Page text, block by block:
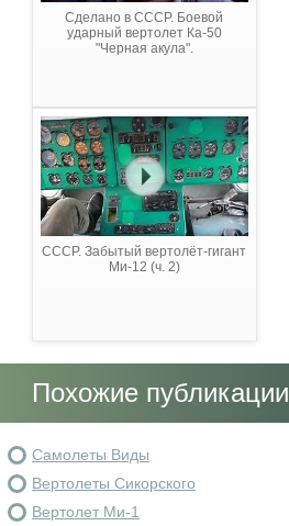
Сделано в СССР. Боевой
ударный вертолет Ка-50
"Черная акула".
СССР. Забытый вертолёт-гигант
Ми-12 (ч. 2)
Похожие публикации
Самолеты Виды
Вертолеты Сикорского
Вертолет Ми-1